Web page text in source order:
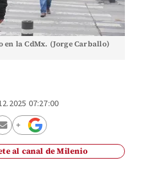
en la CdMx. (Jorge Carballo)
07:27:00
al canal de Milenio